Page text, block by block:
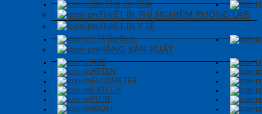
Báo Khói Báo Cháy
THIẾT BỊ THÍ NGHIỆM PHÒNG LAB
THIẾT BỊ Y TẾ
Y Tế Gia Đình
HÃNG SẢN XUẤT
ABB
ATTEN
ELCOMETER
EXTECH
FUJIE
HIOKI